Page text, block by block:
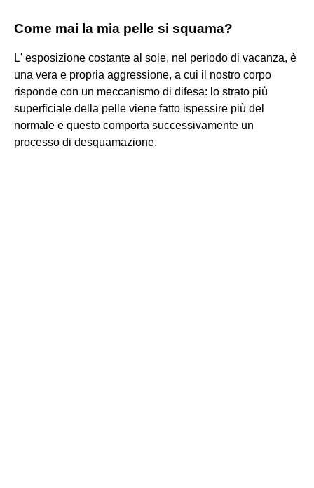
Come mai la mia pelle si squama?
L' esposizione costante al sole, nel periodo di vacanza, è
una vera e propria aggressione, a cui il nostro corpo
risponde con un meccanismo di difesa: lo strato più
superficiale della pelle viene fatto ispessire più del
normale e questo comporta successivamente un
processo di desquamazione.